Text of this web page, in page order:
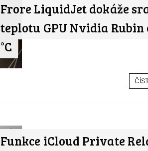
Frore LiquidJet dokáže
teplotu GPU Nvidia Rubin
°C
Funkce iCloud Private